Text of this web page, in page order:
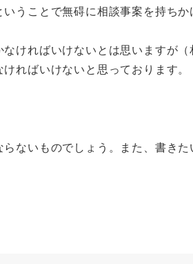
うことで無碍に相談事案を持ちか
ければいけないとは思いますが
ればいけないと思っております。
ないものでしょう。また、書きた